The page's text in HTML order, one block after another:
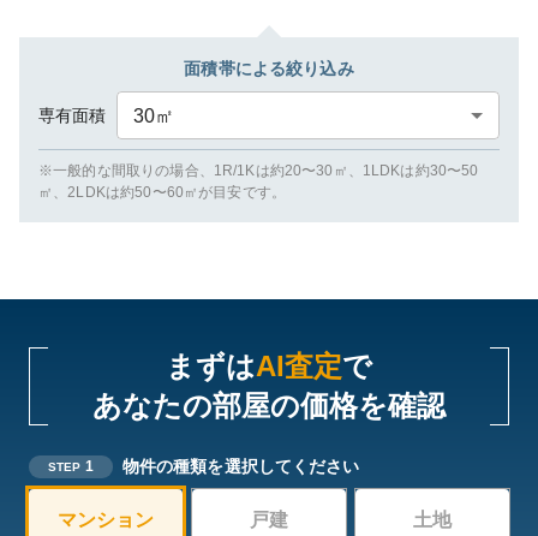
面積帯による絞り込み
専有面積 30㎡
※一般的な間取りの場合、1R/1Kは約20〜30㎡、1LDKは約30〜50
㎡、2LDKは約50〜60㎡が目安です。
まずはAI査定で
あなたの部屋の価格を確認
STEP 1 物件の種類を選択してください
マンション 戸建 土地